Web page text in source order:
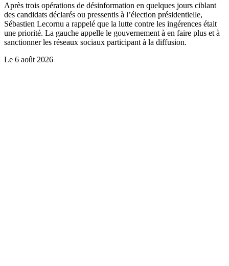
Après trois opérations de désinformation en quelques jours ciblant
des candidats déclarés ou pressentis à l’élection présidentielle,
Sébastien Lecornu a rappelé que la lutte contre les ingérences était
une priorité. La gauche appelle le gouvernement à en faire plus et à
sanctionner les réseaux sociaux participant à la diffusion.
Le 6 août 2026